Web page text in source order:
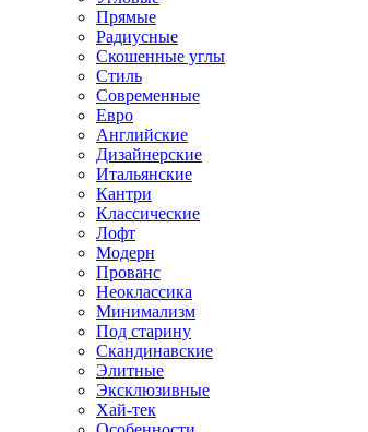
Прямые
Радиусные
Скошенные углы
Стиль
Современные
Евро
Английские
Дизайнерские
Итальянские
Кантри
Классические
Лофт
Модерн
Прованс
Неоклассика
Минимализм
Под старину
Скандинавские
Элитные
Эксклюзивные
Хай-тек